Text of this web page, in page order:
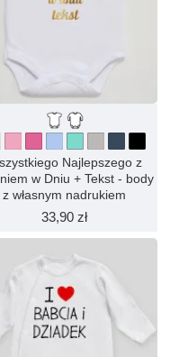
Najlepszego z
w Dniu + Tekst - body
z własnym nadrukiem
33,90 zł